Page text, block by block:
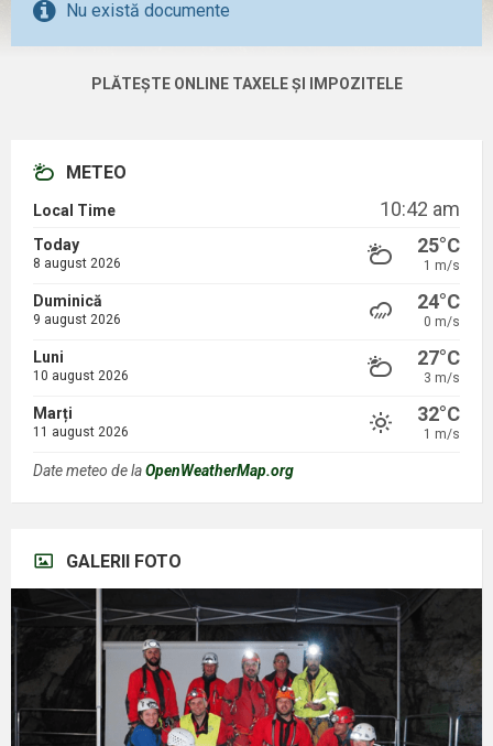
Nu există documente
PLĂTEȘTE ONLINE TAXELE ȘI IMPOZITELE
METEO
Local Time 10:42 am
Today
8 august 2026
25°C
1 m/s
Duminică
9 august 2026
24°C
0 m/s
Luni
10 august 2026
27°C
3 m/s
Marți
11 august 2026
32°C
1 m/s
Date meteo de laOpenWeatherMap.org
GALERII FOTO